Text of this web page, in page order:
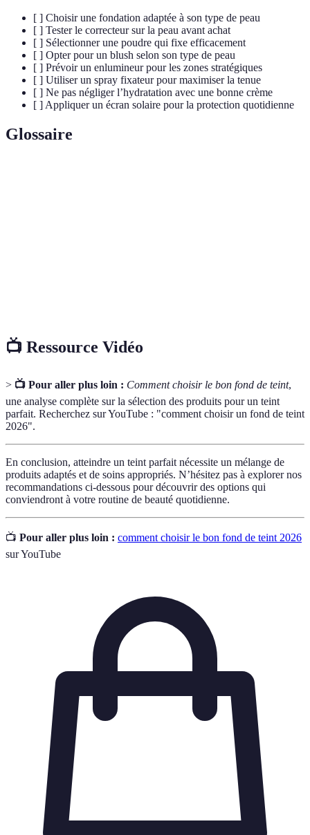
[ ] Choisir une fondation adaptée à son type de peau
[ ] Tester le correcteur sur la peau avant achat
[ ] Sélectionner une poudre qui fixe efficacement
[ ] Opter pour un blush selon son type de peau
[ ] Prévoir un enlumineur pour les zones stratégiques
[ ] Utiliser un spray fixateur pour maximiser la tenue
[ ] Ne pas négliger l’hydratation avec une bonne crème
[ ] Appliquer un écran solaire pour la protection quotidienne
Glossaire
📺 Ressource Vidéo
> 📺 Pour aller plus loin : Comment choisir le bon fond de teint,
une analyse complète sur la sélection des produits pour un teint
parfait. Recherchez sur YouTube : "comment choisir un fond de teint
2026".
En conclusion, atteindre un teint parfait nécessite un mélange de
produits adaptés et de soins appropriés. N’hésitez pas à explorer nos
recommandations ci-dessous pour découvrir des options qui
conviendront à votre routine de beauté quotidienne.
📺 Pour aller plus loin : comment choisir le bon fond de teint 2026
sur YouTube